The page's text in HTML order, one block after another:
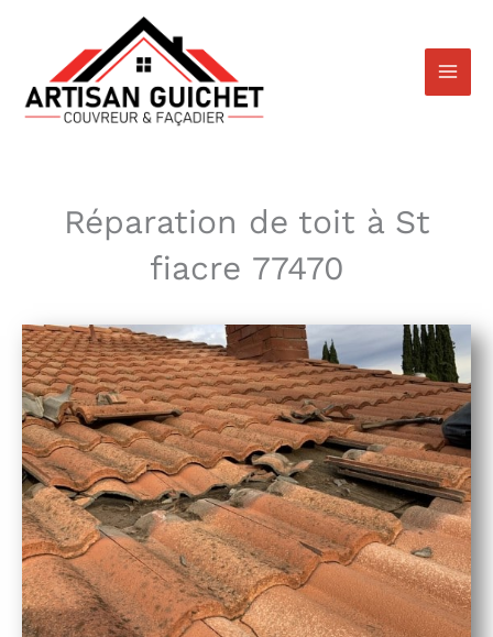
contenu
Réparation de toit à St
fiacre 77470